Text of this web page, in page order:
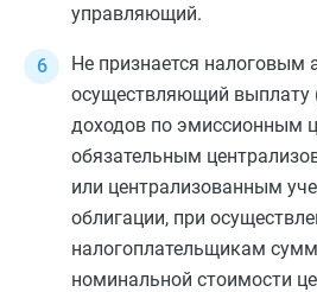
управляющий.
Не признается налоговым
осуществляющий выплату
доходов по эмиссионным
обязательным
или централизованным
облигации, при
налогоплательщикам
номинальной стоимости